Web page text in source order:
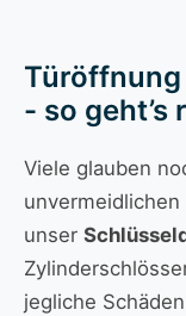
Türöffnung
- so geht’s
Viele glauben
unser
jegliche